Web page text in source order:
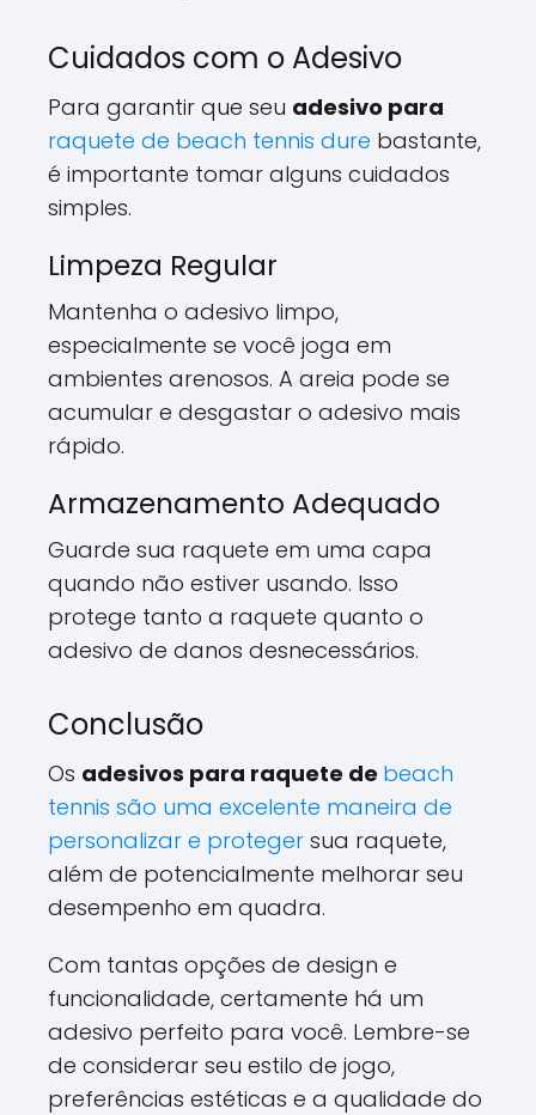
Cuidados com o Adesivo
Para garantir que seu adesivo para
raquete de beach tennis dure bastante,
é importante tomar alguns cuidados
simples.
Limpeza Regular
Mantenha o adesivo limpo,
especialmente se você joga em
ambientes arenosos. A areia pode se
acumular e desgastar o adesivo mais
rápido.
Armazenamento Adequado
Guarde sua raquete em uma capa
quando não estiver usando. Isso
protege tanto a raquete quanto o
adesivo de danos desnecessários.
Conclusão
Os adesivos para raquete de beach
tennis são uma excelente maneira de
personalizar e proteger sua raquete,
além de potencialmente melhorar seu
desempenho em quadra.
Com tantas opções de design e
funcionalidade, certamente há um
adesivo perfeito para você. Lembre-se
de considerar seu estilo de jogo,
preferências estéticas e a qualidade do